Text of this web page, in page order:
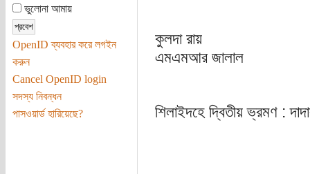
ভুলোনা আমায়
OpenID ব্যবহার করে লগইন
করুন
Cancel OpenID login
সদস্য নিবন্ধন
পাসওয়ার্ড হারিয়েছে?
কুলদা রায়
এমএমআর জালাল
শিলাইদহে দ্বিতীয় ভ্রমণ :